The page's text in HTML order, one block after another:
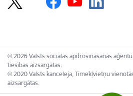
© 2026 Valsts sociālās apdrošināšanas
tiesības aizsargātas.
© 2020 Valsts kanceleja, Tīmekļvietņu
aizsargātas.